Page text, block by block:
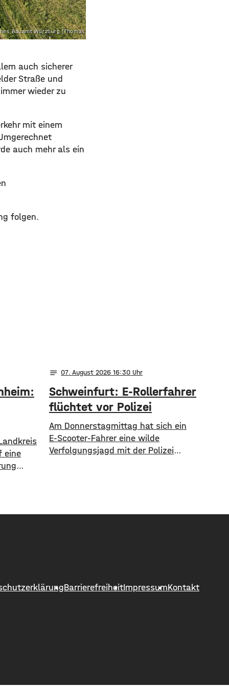
Bauamt Würzburg (Thomas Güra)
auch sicherer
Straße und
wieder zu
mit einem
auch mehr als ein
folgen.
eine
Bauamt
unter
notes 07. August 2026 16:30
Schweinfurt: E-Rollerfahrer
flüchtet vor Polizei
Am Donnerstagmittag hat sich ein
E-Scooter-Fahrer eine wilde
Verfolgungsjagd mit der Polizei
Geschwindigkeit fuhr er in Richtung
BarrierefreiheitImpressumKontakt